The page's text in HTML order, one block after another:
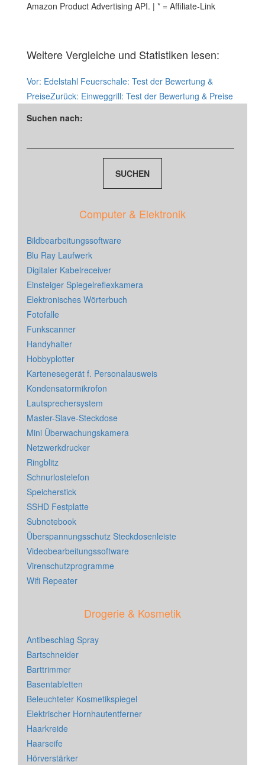
Amazon Product Advertising API. | * = Affiliate-Link
Weitere Vergleiche und Statistiken lesen:
Vor: Edelstahl Feuerschale: Test der Bewertung &
PreiseZurück: Einweggrill: Test der Bewertung & Preise
Suchen nach:
Computer & Elektronik
Bildbearbeitungssoftware
Blu Ray Laufwerk
Digitaler Kabelreceiver
Einsteiger Spiegelreflexkamera
Elektronisches Wörterbuch
Fotofalle
Funkscanner
Handyhalter
Hobbyplotter
Kartenesegerät f. Personalausweis
Kondensatormikrofon
Lautsprechersystem
Master-Slave-Steckdose
Mini Überwachungskamera
Netzwerkdrucker
Ringblitz
Schnurlostelefon
Speicherstick
SSHD Festplatte
Subnotebook
Überspannungsschutz Steckdosenleiste
Videobearbeitungssoftware
Virenschutzprogramme
Wifi Repeater
Drogerie & Kosmetik
Antibeschlag Spray
Bartschneider
Barttrimmer
Basentabletten
Beleuchteter Kosmetikspiegel
Elektrischer Hornhautentferner
Haarkreide
Haarseife
Hörverstärker